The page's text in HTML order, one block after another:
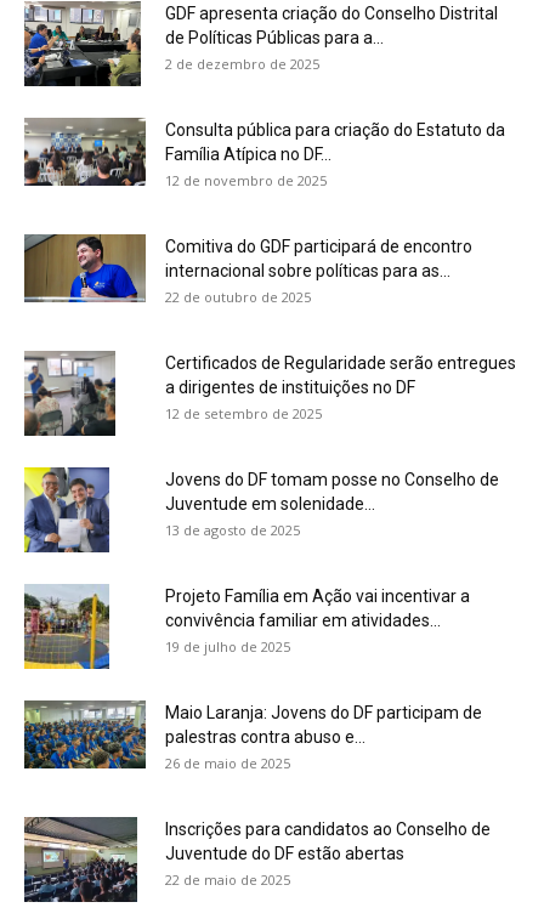
GDF apresenta criação do Conselho Distrital
de Políticas Públicas para a...
2 de dezembro de 2025
Consulta pública para criação do Estatuto da
Família Atípica no DF...
12 de novembro de 2025
Comitiva do GDF participará de encontro
internacional sobre políticas para as...
22 de outubro de 2025
Certificados de Regularidade serão entregues
a dirigentes de instituições no DF​
12 de setembro de 2025
Jovens do DF tomam posse no Conselho de
Juventude em solenidade...
13 de agosto de 2025
Projeto Família em Ação vai incentivar a
convivência familiar em atividades...
19 de julho de 2025
Maio Laranja: Jovens do DF participam de
palestras contra abuso e...
26 de maio de 2025
Inscrições para candidatos ao Conselho de
Juventude do DF estão abertas
22 de maio de 2025